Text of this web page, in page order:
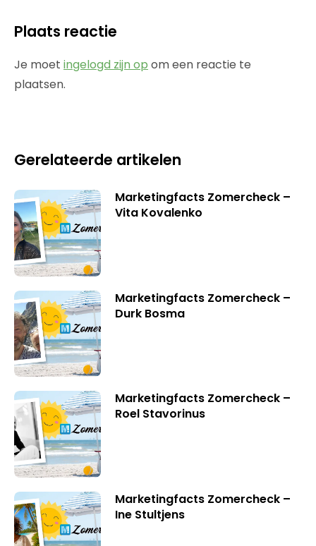
Plaats reactie
Je moet ingelogd zijn op om een reactie te
plaatsen.
Gerelateerde artikelen
Marketingfacts Zomercheck –
Vita Kovalenko
Marketingfacts Zomercheck –
Durk Bosma
Marketingfacts Zomercheck –
Roel Stavorinus
Marketingfacts Zomercheck –
Ine Stultjens